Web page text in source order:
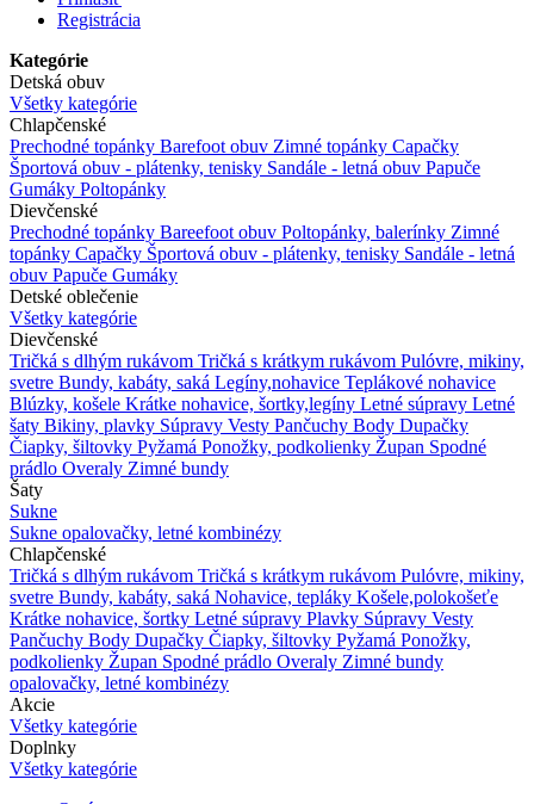
Registrácia
Kategórie
Detská obuv
Všetky kategórie
Chlapčenské
Prechodné topánky Barefoot obuv Zimné topánky Capačky
Športová obuv - plátenky, tenisky Sandále - letná obuv Papuče
Gumáky Poltopánky
Dievčenské
Prechodné topánky Bareefoot obuv Poltopánky, balerínky Zimné
topánky Capačky Športová obuv - plátenky, tenisky Sandále - letná
obuv Papuče Gumáky
Detské oblečenie
Všetky kategórie
Dievčenské
Tričká s dlhým rukávom Tričká s krátkym rukávom Pulóvre, mikiny,
svetre Bundy, kabáty, saká Legíny,nohavice Teplákové nohavice
Blúzky, košele Krátke nohavice, šortky,legíny Letné súpravy Letné
šaty Bikiny, plavky Súpravy Vesty Pančuchy Body Dupačky
Čiapky, šiltovky Pyžamá Ponožky, podkolienky Župan Spodné
prádlo Overaly Zimné bundy
Šaty
Sukne
Sukne opalovačky, letné kombinézy
Chlapčenské
Tričká s dlhým rukávom Tričká s krátkym rukávom Pulóvre, mikiny,
svetre Bundy, kabáty, saká Nohavice, tepláky Košele,polokošeťe
Krátke nohavice, šortky Letné súpravy Plavky Súpravy Vesty
Pančuchy Body Dupačky Čiapky, šiltovky Pyžamá Ponožky,
podkolienky Župan Spodné prádlo Overaly Zimné bundy
opalovačky, letné kombinézy
Akcie
Všetky kategórie
Doplnky
Všetky kategórie